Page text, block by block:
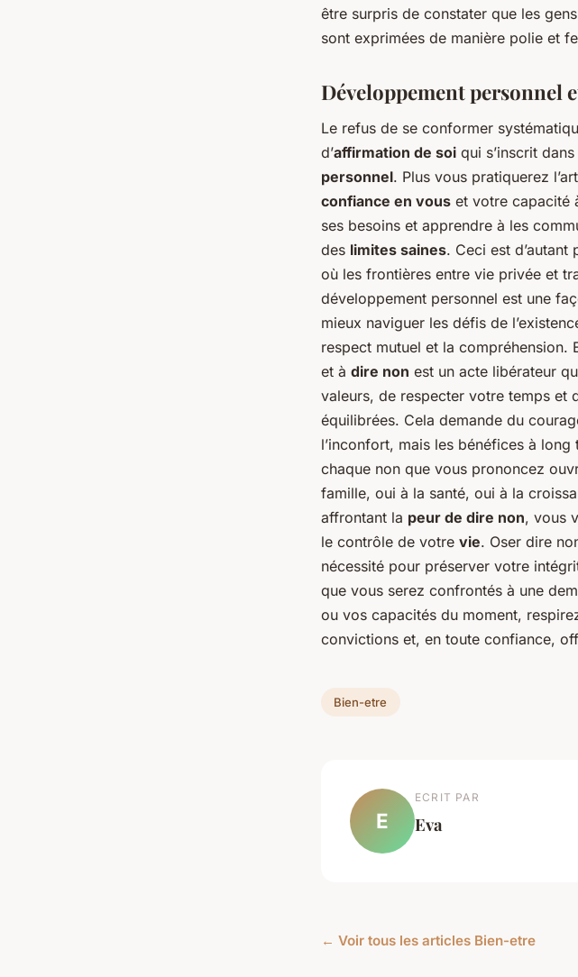
être surpris de constater que les
sont exprimées de manière polie et
Développement personnel
Le refus de se conformer
d’affirmation de soi qui s’inscrit
personnel. Plus vous pratiquerez
confiance en vous et votre capacité
ses besoins et apprendre à les
des limites saines. Ceci est
où les frontières entre vie privée et
développement personnel est une
mieux naviguer les défis de
respect mutuel et la compréhension.
et à dire non est un acte libérateur
valeurs, de respecter votre temps et
équilibrées. Cela demande du
l’inconfort, mais les bénéfices à
chaque non que vous prononcez
famille, oui à la santé, oui à la
affrontant la peur de dire non, vous
le contrôle de votre vie. Oser dire
nécessité pour préserver votre
que vous serez confrontés à une
ou vos capacités du moment,
convictions et, en toute confiance,
Bien-etre
E
ECRIT PAR
Eva
← Voir tous les articles Bien-etre